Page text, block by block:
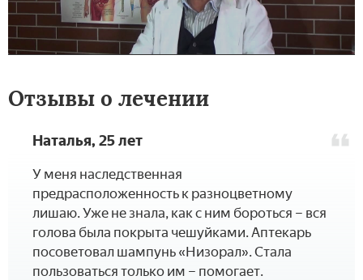
Отзывы о лечении
Наталья, 25 лет
­У меня наследственная
предрасположенность к разноцветному
лишаю. Уже не знала, как с ним бороться – вся
голова была покрыта чешуйками. Аптекарь
посоветовал шампунь «Низорал». Стала
пользоваться только им – помогает.